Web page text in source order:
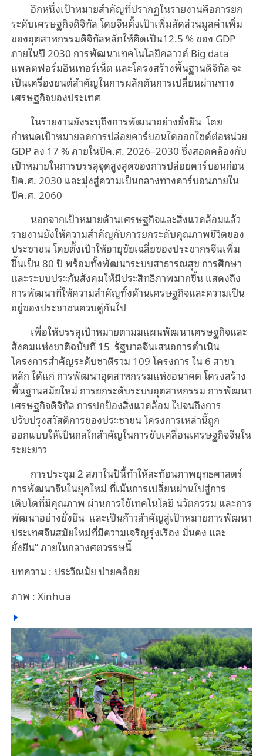
อีกหนึ่งเป้าหมายสำคัญที่ปรากฏในรายงานคือการยก
ระดับเศรษฐกิจดิจิทัล โดยจีนตั้งเป้าเพิ่มสัดส่วนมูลค่าเพิ่ม
ของอุตสาหกรรมดิจิทัลหลักให้คิดเป็น12.5 % ของ GDP
ภายในปี 2030 การพัฒนาเทคโนโลยีคลาวด์ Big data
แพลตฟอร์มอินเทอร์เน็ต และโครงสร้างพื้นฐานดิจิทัล จะ
เป็นเครื่องยนต์สำคัญในการผลักดันการเปลี่ยนผ่านทาง
เศรษฐกิจของประเทศ
ในรายงานยังระบุถึงการพัฒนาอย่างยั่งยืน โดย
กำหนดเป้าหมายลดการปล่อยคาร์บอนไดออกไซด์ต่อหน่วย
GDP ลง 17 % ภายในปีค.ศ. 2026–2030 ซึ่งสอดคล้องกับ
เป้าหมายในการบรรลุจุดสูงสุดของการปล่อยคาร์บอนก่อน
ปีค.ศ. 2030 และมุ่งสู่ความเป็นกลางทางคาร์บอนภายใน
ปีค.ศ. 2060
นอกจากเป้าหมายด้านเศรษฐกิจและสิ่งแวดล้อมแล้ว
รายงานยังให้ความสำคัญกับการยกระดับคุณภาพชีวิตของ
ประชาชน โดยตั้งเป้าให้อายุขัยเฉลี่ยของประชากรจีนเพิ่ม
ขึ้นเป็น 80 ปี พร้อมทั้งพัฒนาระบบสาธารณสุข การศึกษา
และระบบประกันสังคมให้มีประสิทธิภาพมากขึ้น แสดงถึง
การพัฒนาที่ให้ความสำคัญทั้งด้านเศรษฐกิจและความเป็น
อยู่ของประชาชนควบคู่กันไป
เพื่อให้บรรลุเป้าหมายตามมแผนพัฒนาเศรษฐกิจและ
สังคมแห่งชาติฉบับที่ 15 รัฐบาลจีนเสนอการดำเนิน
โครงการสำคัญระดับชาติรวม 109 โครงการ ใน 6 สาขา
หลัก ได้แก่ การพัฒนาอุตสาหกรรมแห่งอนาคต โครงสร้าง
พื้นฐานสมัยใหม่ การยกระดับระบบอุตสาหกรรม การพัฒนา
เศรษฐกิจดิจิทัล การปกป้องสิ่งแวดล้อม ไปจนถึงการ
ปรับปรุงสวัสดิการของประชาชน โครงการเหล่านี้ถูก
ออกแบบให้เป็นกลไกสำคัญในการขับเคลื่อนเศรษฐกิจจีนใน
ระยะยาว
การประชุม 2 สภาในปีนี้ทำให้สะท้อนภาพยุทธศาสตร์
การพัฒนาจีนในยุคใหม่ ที่เน้นการเปลี่ยนผ่านไปสู่การ
เติบโตที่มีคุณภาพ ผ่านการใช้เทคโนโลยี นวัตกรรม และการ
พัฒนาอย่างยั่งยืน และเป็นก้าวสำคัญสู่เป้าหมายการพัฒนา
ประเทศจีนสมัยใหม่ที่มีความเจริญรุ่งเรือง มั่นคง และ
ยั่งยืน” ภายในกลางศตวรรษนี้
บทความ : ประวีณมัย บ่ายคล้อย
ภาพ : Xinhua